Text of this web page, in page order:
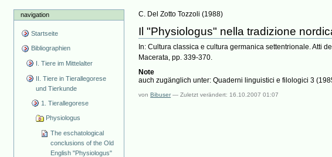
navigation
Startseite
Bibliographien
I. Tiere im Mittelalter
II. Tiere in Tierallegorese
und Tierkunde
1. Tierallegorese
Physiologus
The eschatological
conclusions of the Old
English "Physiologus"
C. Del Zotto Tozzoli (1988)
Il "Physiologus" nella tradizione
In: Cultura classica e cultura germanica settentrionale. Atti
Macerata, pp. 339-370.
Note
auch zugänglich unter: Quaderni linguistici e filologici 3
vonBibuser—Zuletzt verändert: 16.10.2007 01:07